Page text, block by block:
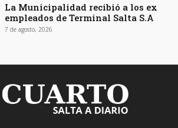
La Municipalidad recibió a los ex
empleados de Terminal Salta S.A
7 de agosto, 2026